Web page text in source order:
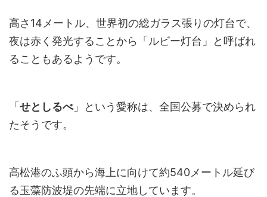
高さ14メートル、世界初の総ガラス張りの灯台で、
夜は赤く発光することから「ルビー灯台」と呼ばれ
ることもあるようです。
「 せとしるべ」という愛称は、全国公募で決められ
たそうです。
高松港のふ頭から海上に向けて約540メートル延び
る玉藻防波堤の先端に立地しています。